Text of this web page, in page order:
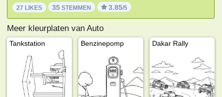
27 LIKES 35 STEMMEN 3.85/5
Meer kleurplaten van Auto
Tankstation Benzinepomp Dakar Rally